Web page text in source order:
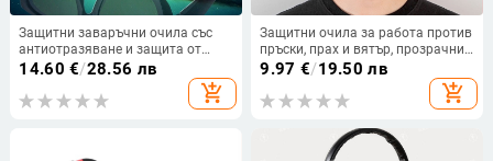
Защитни заваръчни очила със
антиотразяване и защита от
пръски, подходящи за носене над
14.60 €/28.56 лв
add_shopping_cart
Защитни очила за работа против
пръски, прах и вятър, прозрачни
лещи, серия Трудова защита
9.97 €/19.50 лв
add_shopping_cart